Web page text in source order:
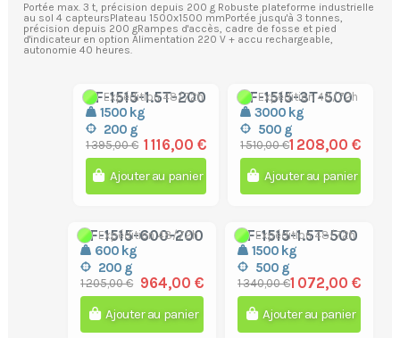
Portée max. 3 t, précision depuis 200 g Robuste plateforme industrielle
au sol 4 capteursPlateau 1500x1500 mmPortée jusqu'à 3 tonnes,
précision depuis 200 gRampes d'accès, cadre de fosse et pied
d'indicateur en option Alimentation 220 V + accu rechargeable,
autonomie 40 heures.
TF-1515-1.5T-200
1500 kg
200 g
Expédition 48/72h
1 395,00 € 1 116,00 €
Ajouter au panier
TF-1515-3T-500
3000 kg
500 g
Expédition 48/72h
1 510,00 €1 208,00 €
Ajouter au panier
TF-1515-600-200
600 kg
200 g
Expédition 48/72h
1 205,00 € 964,00 €
Ajouter au panier
TF-1515-1.5T-500
1500 kg
500 g
Expédition 48/72h
1 340,00 €1 072,00 €
Ajouter au panier